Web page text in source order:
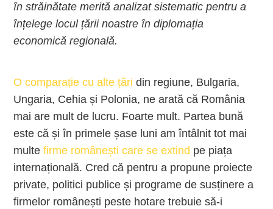
în străinătate merită analizat sistematic pentru a
înțelege locul țării noastre în diplomația
economică regională.
O comparație cu alte țăridin regiune, Bulgaria,
Ungaria, Cehia și Polonia, ne arată că România
mai are mult de lucru. Foarte mult. Partea bună
este că și în primele șase luni am întâlnit tot mai
multefirme românești care se extind pe piața
internațională. Cred că pentru a propune proiecte
private, politici publice și programe de susținere a
firmelor românești peste hotare trebuie să-i